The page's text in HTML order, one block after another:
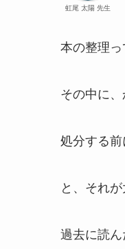
虹尾 太陽 先生
本の整理っ
その中に
処分する前
と、それ
過去に読